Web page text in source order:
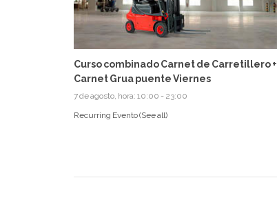
Curso combinado Carnet de Carretillero +
Carnet Grua puente Viernes
7 de agosto, hora: 10:00 - 23:00
Recurring Evento(See all)